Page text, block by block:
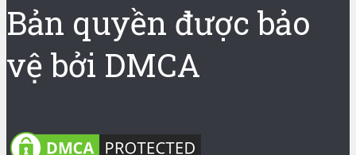
Bản quyền được bảo
vệ bởi DMCA